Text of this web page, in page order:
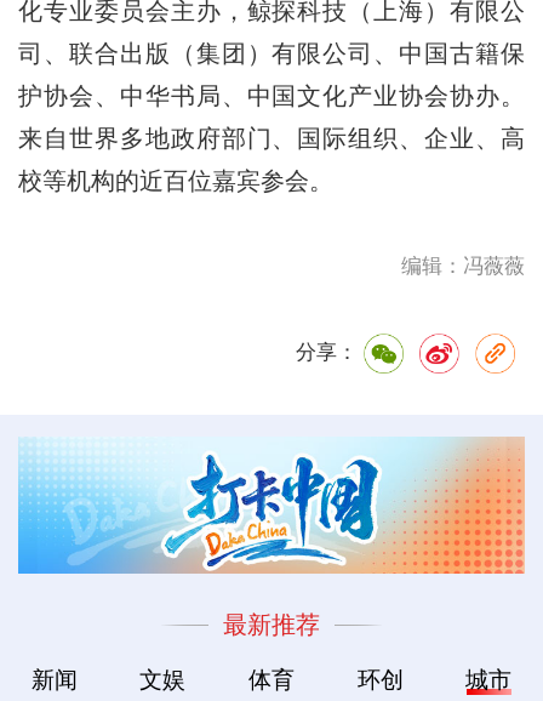
化专业委员会主办，鲸探科技（上海）有限公
司、联合出版（集团）有限公司、中国古籍保
护协会、中华书局、中国文化产业协会协办。
来自世界多地政府部门、国际组织、企业、高
校等机构的近百位嘉宾参会。
编辑：冯薇薇
分享：
最新推荐
新闻 文娱 体育 环创 城市